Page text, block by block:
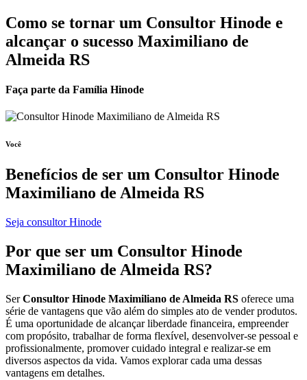
Como se tornar um Consultor Hinode e
alcançar o sucesso Maximiliano de
Almeida RS
Faça parte da Família Hinode
Você
Benefícios de ser um Consultor Hinode
Maximiliano de Almeida RS
Seja consultor Hinode
Por que ser um Consultor Hinode
Maximiliano de Almeida RS?
SerConsultor Hinode Maximiliano de Almeida RS oferece uma
série de vantagens que vão além do simples ato de vender produtos.
É uma oportunidade de alcançar liberdade financeira, empreender
com propósito, trabalhar de forma flexível, desenvolver-se pessoal e
profissionalmente, promover cuidado integral e realizar-se em
diversos aspectos da vida. Vamos explorar cada uma dessas
vantagens em detalhes.